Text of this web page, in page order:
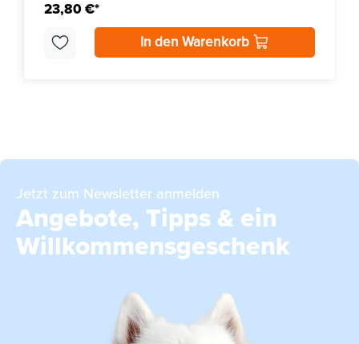
23,80 €*
In den Warenkorb
Jetzt zum Newsletter anmelden
Angebote, Tipps & ein
Willkommensgeschenk